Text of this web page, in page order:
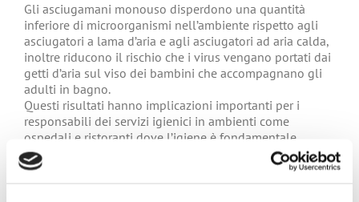
Gli asciugamani monouso disperdono una quantità
inferiore di microorganismi nell’ambiente rispetto agli
asciugatori a lama d’aria e agli asciugatori ad aria calda,
inoltre riducono il rischio che i virus vengano portati dai
getti d’aria sul viso dei bambini che accompagnano gli
adulti in bagno.
Questi risultati hanno implicazioni importanti per i
responsabili dei servizi igienici in ambienti come
ospedali e ristoranti dove l’igiene è fondamentale.